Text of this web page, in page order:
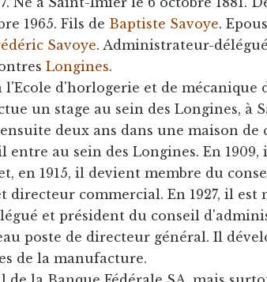
1965. Fils de Baptiste Savoye.
Savoye. Administrateur-
Longines.
l'Ecole d'horlogerie et de mécanique
un stage au sein des Longines, à
deux ans dans une maison de
entre au sein des Longines. En
en 1915, il devient membre du
commercial. En 1927, il est
et président du conseil
poste de directeur général. Il
de la manufacture.